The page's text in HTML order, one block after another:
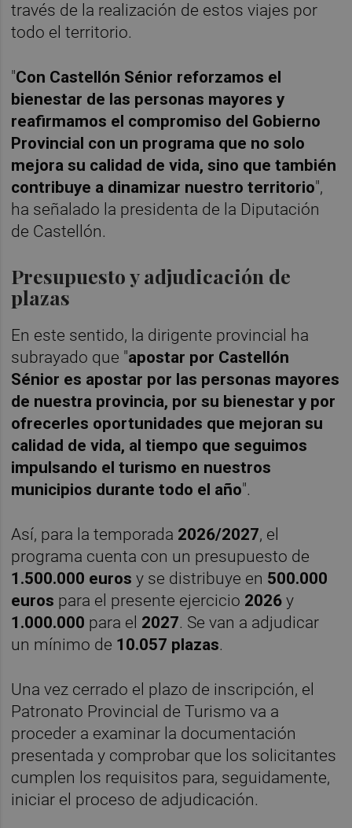
través de la realización de estos viajes por
todo el territorio.
"Con Castellón Sénior reforzamos el
bienestar de las personas mayores y
reafirmamos el compromiso del Gobierno
Provincial con un programa que no solo
mejora su calidad de vida, sino que también
contribuye a dinamizar nuestro territorio",
ha señalado la presidenta de la Diputación
de Castellón.
Presupuesto y adjudicación de
plazas
En este sentido, la dirigente provincial ha
subrayado que "apostar por Castellón
Sénior es apostar por las personas mayores
de nuestra provincia, por su bienestar y por
ofrecerles oportunidades que mejoran su
calidad de vida, al tiempo que seguimos
impulsando el turismo en nuestros
municipios durante todo el año".
Así, para la temporada 2026/2027, el
programa cuenta con un presupuesto de
1.500.000 euros y se distribuye en 500.000
euros para el presente ejercicio 2026 y
1.000.000 para el 2027. Se van a adjudicar
un mínimo de 10.057 plazas.
Una vez cerrado el plazo de inscripción, el
Patronato Provincial de Turismo va a
proceder a examinar la documentación
presentada y comprobar que los solicitantes
cumplen los requisitos para, seguidamente,
iniciar el proceso de adjudicación.